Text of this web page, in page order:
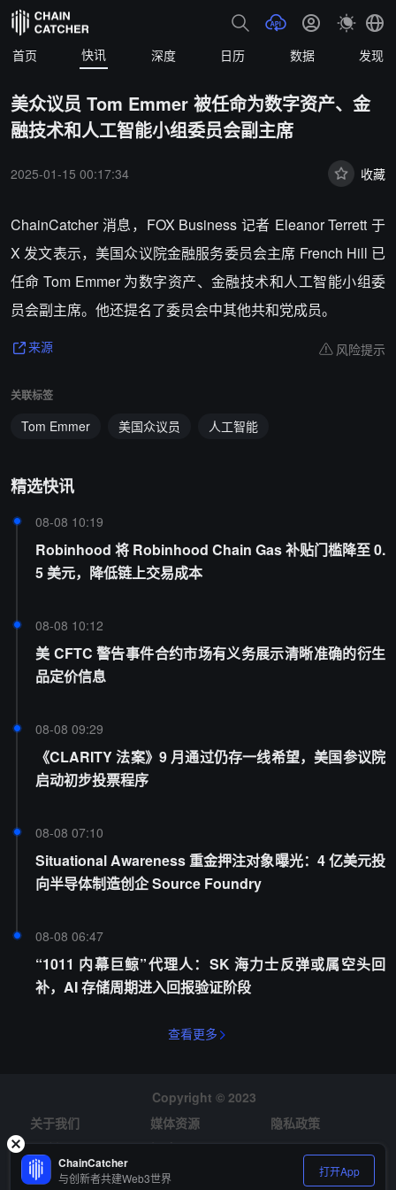
首页 快讯 深度 日历 数据 发现
美众议员 Tom Emmer 被任命为数字资产、金
融技术和人工智能小组委员会副主席
2025-01-15 00:17:34 收藏
ChainCatcher 消息，FOX Business 记者 Eleanor Terrett 于
X 发文表示，美国众议院金融服务委员会主席 French Hill 已
任命 Tom Emmer 为数字资产、金融技术和人工智能小组委
员会副主席。他还提名了委员会中其他共和党成员。
来源 风险提示
关联标签
Tom Emmer 美国众议员 人工智能
精选快讯
08-08 10:19
Robinhood 将 Robinhood Chain Gas 补贴门槛降至 0.
5 美元，降低链上交易成本
08-08 10:12
美 CFTC 警告事件合约市场有义务展示清晰准确的衍生
品定价信息
08-08 09:29
《CLARITY 法案》9 月通过仍存一线希望，美国参议院
启动初步投票程序
08-08 07:10
Situational Awareness 重金押注对象曝光：4 亿美元投
向半导体制造创企 Source Foundry
08-08 06:47
“1011 内幕巨鲸”代理人：SK 海力士反弹或属空头回
补，AI 存储周期进入回报验证阶段
查看更多
Copyright © 2023
关于我们
媒体资源
隐私政策
风险提示
招聘
ChainCatcher
与创新者共建Web3世界 打开App